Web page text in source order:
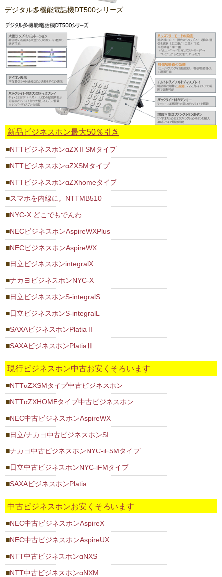
デジタル多機能電話機DT500シリーズ
新品ビジネスホン最大50％引き
NTTビジネスホンαZXⅡSMタイプ
NTTビジネスホンαZXSMタイプ
NTTビジネスホンαZXhomeタイプ
スマホを内線に。NTTMB510
NYC-X どこでもでんわ
NECビジネスホンAspireWXPlus
NECビジネスホンAspireWX
日立ビジネスホンintegralX
ナカヨビジネスホンNYC-X
日立ビジネスホンS-integralS
日立ビジネスホンS-integralL
SAXAビジネスホンPlatiaⅡ
SAXAビジネスホンPlatiaⅢ
現行ビジネスホン中古お安くそろいます
NTTαZXSMタイプ中古ビジネスホン
NTTαZXHOMEタイプ中古ビジネスホン
NEC中古ビジネスホンAspireWX
日立/ナカヨ中古ビジネスホンSI
ナカヨ中古ビジネスホンNYC-iFSMタイプ
日立中古ビジネスホンNYC-iFMタイプ
SAXAビジネスホンPlatia
中古ビジネスホンお安くそろいます
NEC中古ビジネスホンAspireX
NEC中古ビジネスホンAspireUX
NTT中古ビジネスホンαNXS
NTT中古ビジネスホンαNXM